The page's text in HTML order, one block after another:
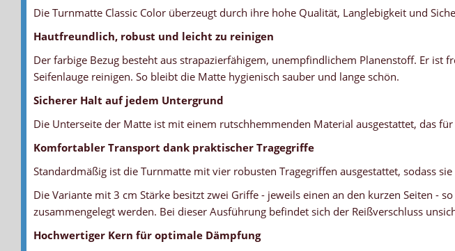
Die Turnmatte Classic Color überzeugt durch ihre hohe Qualität, Langlebigkeit und
Hautfreundlich, robust und leicht zu reinigen
Der farbige Bezug besteht aus strapazierfähigem, unempfindlichem Planenstoff. Er
Seifenlauge reinigen. So bleibt die Matte hygienisch sauber und lange schön.
Sicherer Halt auf jedem Untergrund
Die Unterseite der Matte ist mit einem rutschhemmenden Material ausgestattet, das
Komfortabler Transport dank praktischer Tragegriffe
Standardmäßig ist die Turnmatte mit vier robusten Tragegriffen ausgestattet, sodass
Die Variante mit 3 cm Stärke besitzt zwei Griffe - jeweils einen an den kurzen Seiten -
zusammengelegt werden. Bei dieser Ausführung befindet sich der Reißverschluss
Hochwertiger Kern für optimale Dämpfung